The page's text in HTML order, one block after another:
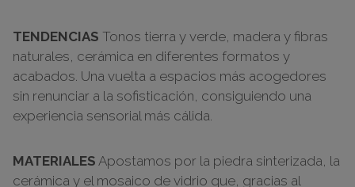
TENDENCIAS Tonos tierra y verde, madera y fibras
naturales, cerámica en diferentes formatos y
acabados. Una vuelta a espacios más acogedores
sin renunciar a la sofisticación, consiguiendo una
experiencia sensorial más cálida.
MATERIALES Apostamos por la piedra sinterizada, la
cerámica y el mosaico de vidrio que, gracias al